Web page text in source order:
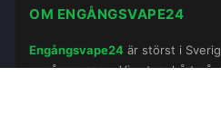
OM ENGÅNGSVAPE24
Engångsvape24 är störst i
engångsvapes. Vi satsar hårt